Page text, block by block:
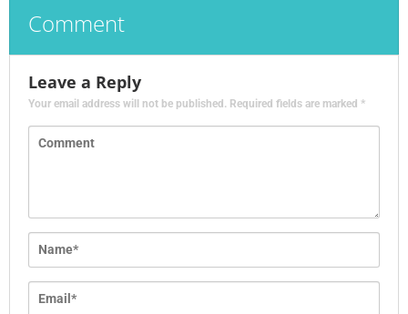
Comment
Leave a Reply
Your email address will not be published. Required fields are marked *